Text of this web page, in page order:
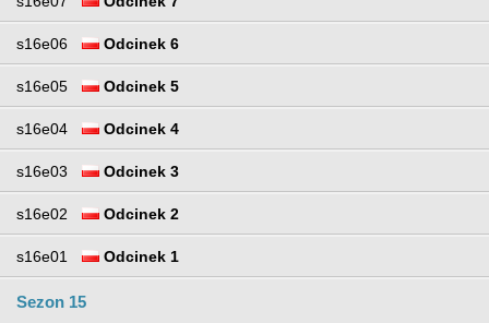
s16e06 Odcinek 6
s16e05 Odcinek 5
s16e04 Odcinek 4
s16e03 Odcinek 3
s16e02 Odcinek 2
s16e01 Odcinek 1
Sezon 15